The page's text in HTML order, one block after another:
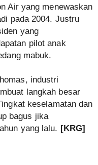
Air yang menewaskan
pada 2004. Justru
yang
pilot anak
mabuk.
industri
langkah besar
keselamatan dan
bagus jika
yang lalu. [KRG]